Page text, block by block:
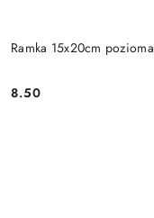
Ramka 15x20cm pozioma
Cena:
8.50